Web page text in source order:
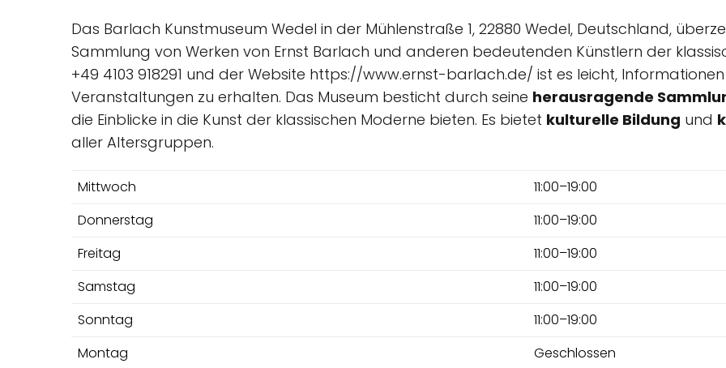
Das Barlach Kunstmuseum Wedel in der Mühlenstraße 1, 22880 Wedel, Deutschland,
Sammlung von Werken von Ernst Barlach und anderen bedeutenden Künstlern der
+49 4103 918291 und der Website https://www.ernst-barlach.de/ ist es leicht,
Veranstaltungen zu erhalten. Das Museum besticht durch seine herausragende
die Einblicke in die Kunst der klassischen Moderne bieten. Es bietet kulturelle Bildung und
aller Altersgruppen.
Mittwoch
11:00–19:00
Donnerstag
11:00–19:00
Freitag
11:00–19:00
Samstag
11:00–19:00
Sonntag
11:00–19:00
Montag
Geschlossen